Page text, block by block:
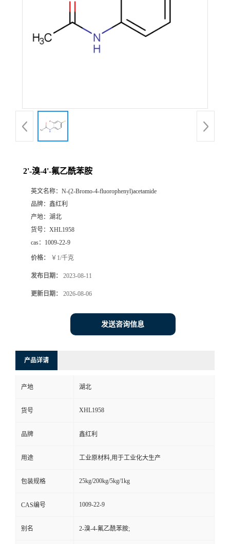
2'-溴-4'-氟乙酰苯胺
英文名称： N-(2-Bromo-4-fluorophenyl)acetamide
品牌： 鑫红利
产地： 湖北
货号： XHL1958
cas： 1009-22-9
价格： ￥1/千克
发布日期： 2023-08-11
更新日期： 2026-08-06
发送咨询信息
产品详请
产地 湖北
货号 XHL1958
品牌 鑫红利
用途 工业原材料,用于工业化大生产
包装规格 25kg/200kg/5kg/1kg
CAS编号 1009-22-9
别名 2-溴-4-氟乙酰苯胺;